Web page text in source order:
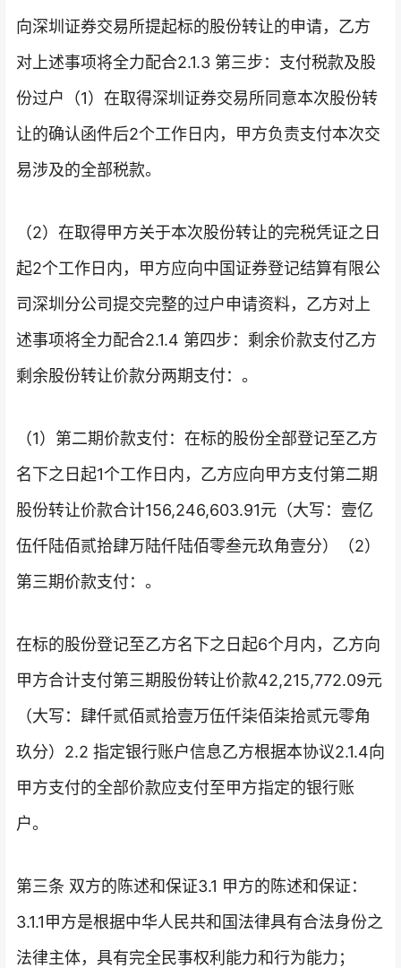
向深圳证券交易所提起标的股份转让的申请，乙方
对上述事项将全力配合2.1.3 第三步：支付税款及股
份过户（1）在取得深圳证券交易所同意本次股份转
让的确认函件后2个工作日内，甲方负责支付本次交
易涉及的全部税款。
（2）在取得甲方关于本次股份转让的完税凭证之日
起2个工作日内，甲方应向中国证券登记结算有限公
司深圳分公司提交完整的过户申请资料，乙方对上
述事项将全力配合2.1.4 第四步：剩余价款支付乙方
剩余股份转让价款分两期支付：。
（1）第二期价款支付：在标的股份全部登记至乙方
名下之日起1个工作日内，乙方应向甲方支付第二期
股份转让价款合计156,246,603.91元（大写：壹亿
伍仟陆佰贰拾肆万陆仟陆佰零叁元玖角壹分）（2）
第三期价款支付：。
在标的股份登记至乙方名下之日起6个月内，乙方向
甲方合计支付第三期股份转让价款42,215,772.09元
（大写：肆仟贰佰贰拾壹万伍仟柒佰柒拾贰元零角
玖分）2.2 指定银行账户信息乙方根据本协议2.1.4向
甲方支付的全部价款应支付至甲方指定的银行账
户。
第三条 双方的陈述和保证3.1 甲方的陈述和保证：
3.1.1甲方是根据中华人民共和国法律具有合法身份之
法律主体，具有完全民事权利能力和行为能力；